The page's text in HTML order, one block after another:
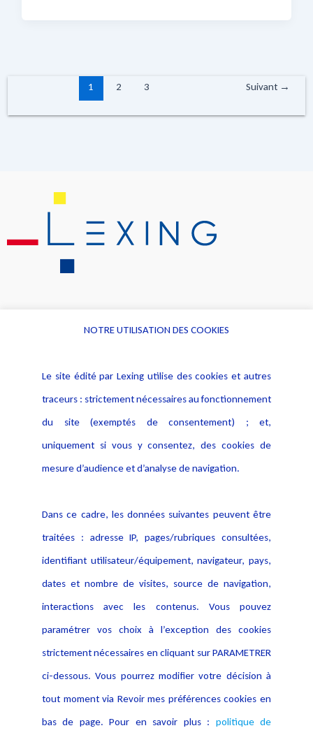
1 2 3 Suivant →
Alerte professionnelle
Déclaration d'accessibilité
Notice Légale
Politique de protection des
données
Publications
NOTRE UTILISATION DES COOKIES
Le site édité par Lexing utilise des cookies et autres
traceurs : strictement nécessaires au fonctionnement
du site (exemptés de consentement) ; et,
uniquement si vous y consentez, des cookies de
mesure d’audience et d’analyse de navigation.
Dans ce cadre, les données suivantes peuvent être
traitées : adresse IP, pages/rubriques consultées,
identifiant utilisateur/équipement, navigateur, pays,
dates et nombre de visites, source de navigation,
interactions avec les contenus. Vous pouvez
paramétrer vos choix à l’exception des cookies
strictement nécessaires en cliquant sur PARAMETRER
ci-dessous. Vous pourrez modifier votre décision à
tout moment via Revoir mes préférences cookies en
bas de page. Pour en savoir plus : politique de